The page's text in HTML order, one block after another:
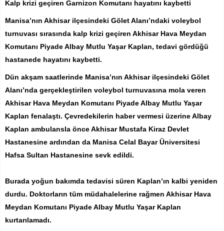
Kalp krizi geçiren Garnizon Komutanı hayatını kaybetti
Manisa’nın Akhisar ilçesindeki Gölet Alanı’ndaki voleybol
turnuvası sırasında kalp krizi geçiren Akhisar Hava Meydan
Komutanı Piyade Albay Mutlu Yaşar Kaplan, tedavi gördüğü
hastanede hayatını kaybetti.
Dün akşam saatlerinde Manisa’nın Akhisar ilçesindeki Gölet
Alanı’nda gerçekleştirilen voleybol turnuvasına mola veren
Akhisar Hava Meydan Komutanı Piyade Albay Mutlu Yaşar
Kaplan fenalaştı. Çevredekilerin haber vermesi üzerine Albay
Kaplan ambulansla önce Akhisar Mustafa Kiraz Devlet
Hastanesine ardından da Manisa Celal Bayar Üniversitesi
Hafsa Sultan Hastanesine sevk edildi.
Burada yoğun bakımda tedavisi süren Kaplan’ın kalbi yeniden
durdu. Doktorların tüm müdahalelerine rağmen Akhisar Hava
Meydan Komutanı Piyade Albay Mutlu Yaşar Kaplan
kurtarılamadı.